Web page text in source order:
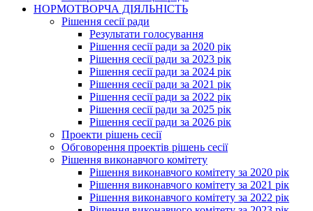
НОРМОТВОРЧА ДІЯЛЬНІСТЬ
Рішення сесії ради
Результати голосування
Рішення сесії ради за 2020 рік
Рішення сесії ради за 2023 рік
Рішення сесії ради за 2024 рік
Рішення сесії ради за 2021 рік
Рішення сесії ради за 2022 рік
Рішення сесії ради за 2025 рік
Рішення сесії ради за 2026 рік
Проекти рішень сесії
Обговорення проектів рішень сесії
Рішення виконавчого комітету
Рішення виконавчого комітету за 2020 рік
Рішення виконавчого комітету за 2021 рік
Рішення виконавчого комітету за 2022 рік